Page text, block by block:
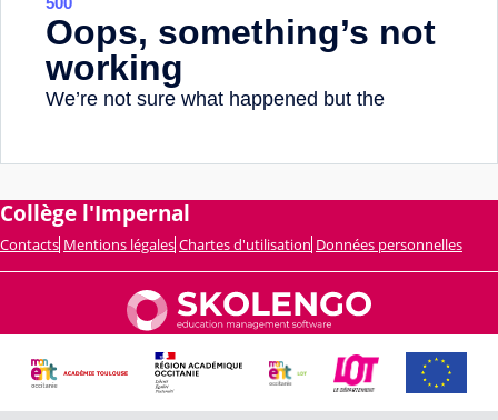
Collège l'Impernal
Contacts Mentions légales Chartes d'utilisation Données personnelles